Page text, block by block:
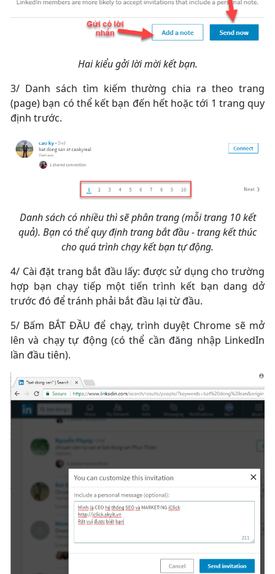
Hai kiểu gởi lời mời kết bạn.
3/ Danh sách tìm kiếm thường chia ra theo trang
(page) bạn có thể kết bạn đến hết hoặc tới 1 trang quy
định trước.
Danh sách có nhiều thì sẽ phân trang (mỗi trang 10 kết
quả). Bạn có thể quy định trang bắt đầu - trang kết thúc
cho quá trình chạy kết bạn tự động.
4/ Cài đặt trang bắt đầu lấy: được sử dụng cho trường
hợp bạn chạy tiếp một tiến trình kết bạn dang dở
trước đó để tránh phải bắt đầu lại từ đầu.
5/ Bấm BẮT ĐẦU để chạy, trình duyệt Chrome sẽ mở
lên và chạy tự động (có thể cần đăng nhập LinkedIn
lần đầu tiên).